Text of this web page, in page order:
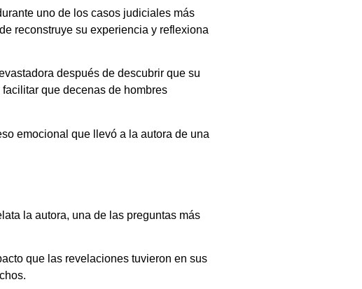
uno de los casos judiciales más
reconstruye su experiencia y reflexiona
después de descubrir que su
que decenas de hombres
emocional que llevó a la autora de una
la autora, una de las preguntas más
que las revelaciones tuvieron en sus